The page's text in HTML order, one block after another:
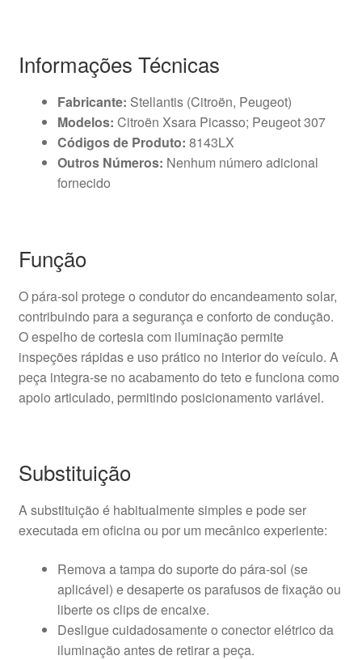
Informações Técnicas
Fabricante: Stellantis (Citroën, Peugeot)
Modelos: Citroën Xsara Picasso; Peugeot 307
Códigos de Produto: 8143LX
Outros Números: Nenhum número adicional
fornecido
Função
O pára-sol protege o condutor do encandeamento solar,
contribuindo para a segurança e conforto de condução.
O espelho de cortesia com iluminação permite
inspeções rápidas e uso prático no interior do veículo. A
peça integra-se no acabamento do teto e funciona como
apoio articulado, permitindo posicionamento variável.
Substituição
A substituição é habitualmente simples e pode ser
executada em oficina ou por um mecânico experiente:
Remova a tampa do suporte do pára-sol (se
aplicável) e desaperte os parafusos de fixação ou
liberte os clips de encaixe.
Desligue cuidadosamente o conector elétrico da
iluminação antes de retirar a peça.